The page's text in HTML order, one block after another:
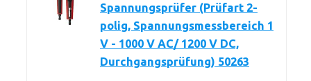
Spannungsprüfer (Prüfart 2-
polig, Spannungsmessbereich 1
V - 1000 V AC/ 1200 V DC,
Durchgangsprüfung) 50263